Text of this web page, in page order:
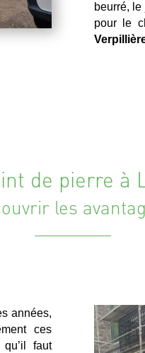
beurré,
pour le
de pierre à
les
années,
ces
faut